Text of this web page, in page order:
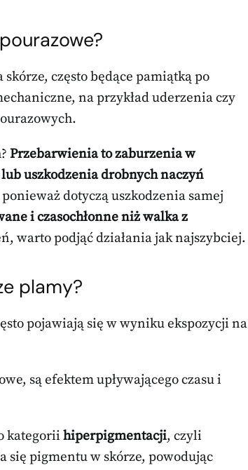
często będące pamiątką po
na przykład uderzenia czy
Przebarwienia to zaburzenia w
uszkodzenia drobnych naczyń
dotyczą uszkodzenia samej
i czasochłonne niż walka z
warto podjąć działania jak najszybciej.
plamy?
pojawiają się w wyniku ekspozycji na
są efektem upływającego czasu i
kategorii hiperpigmentacji, czyli
się pigmentu w skórze, powodując